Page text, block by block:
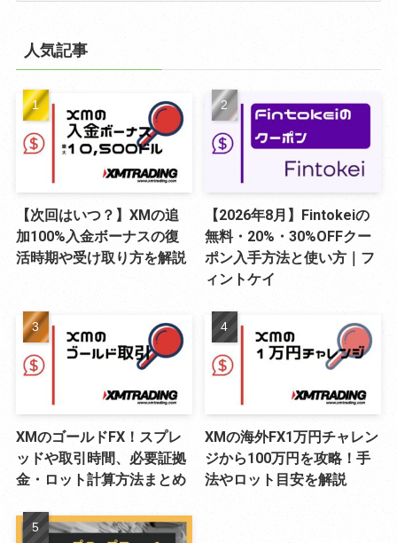
ー
人気記事
【次回はいつ？】XMの追
加100%入金ボーナスの復
活時期や受け取り方を解説
【2026年8月】Fintokeiの
無料・20%・30%OFFクー
ポン入手方法と使い方｜フ
ィントケイ
XMのゴールドFX！スプレ
ッドや取引時間、必要証拠
金・ロット計算方法まとめ
XMの海外FX1万円チャレン
ジから100万円を攻略！手
法やロット目安を解説